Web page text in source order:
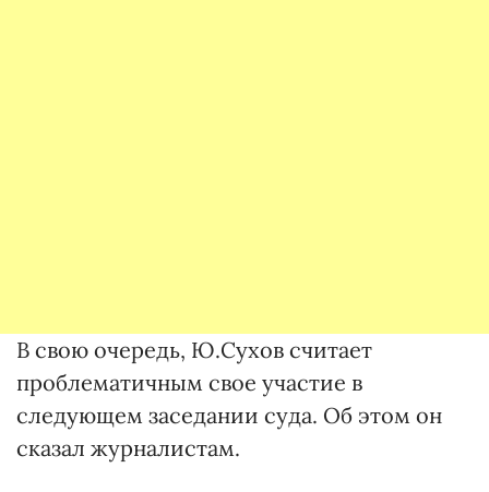
В свою очередь, Ю.Сухов считает
проблематичным свое участие в
следующем заседании суда. Об этом он
сказал журналистам.